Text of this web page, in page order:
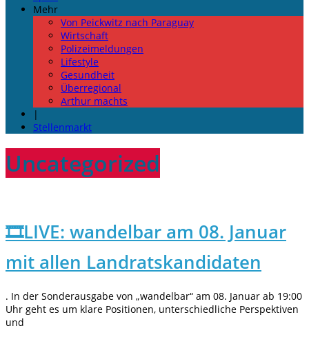
Mehr
Von Peickwitz nach Paraguay
Wirtschaft
Polizeimeldungen
Lifestyle
Gesundheit
Überregional
Arthur machts
|
Stellenmarkt
Uncategorized
🎞️LIVE: wandelbar am 08. Januar
mit allen Landratskandidaten
. In der Sonderausgabe von „wandelbar“ am 08. Januar ab 19:00
Uhr geht es um klare Positionen, unterschiedliche Perspektiven
und